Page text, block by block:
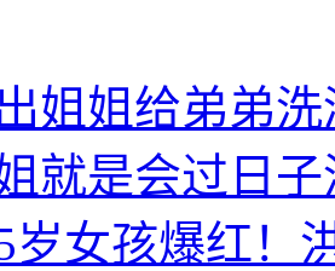
姐姐给弟弟
就是会过日
岁女孩爆红！